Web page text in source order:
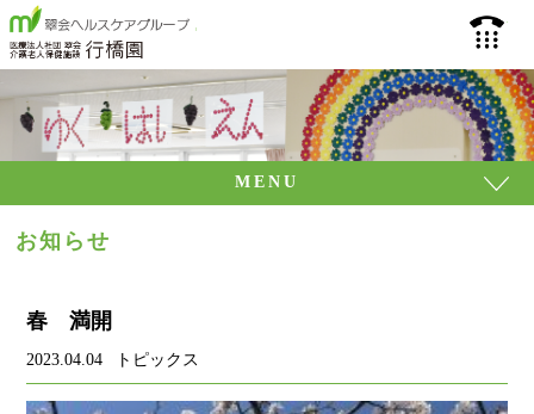
介護老人保健施設 行
MENU
お知らせ
春 満開
2023.04.04 トピックス